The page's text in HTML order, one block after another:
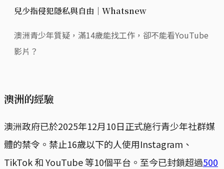
兒少指侵犯隱私與自由｜Whatsnew
澳洲青少年質疑，滿14歲能找工作，卻不能看YouTube
影片？
澳洲的經驗
澳洲政府已於2025年12月10日正式施行青少年社群媒
體的禁令。禁止16歲以下的人使用Instagram、
TikTok 和 YouTube 等10個平台。至今已封鎖超過500